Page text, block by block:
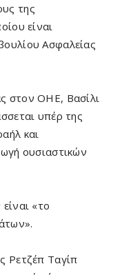
της
είναι
Ασφαλείας
στον ΟΗΕ, Βασίλι
υπέρ της
και
ουσιαστικών
«το
Ρετζέπ Ταγίπ